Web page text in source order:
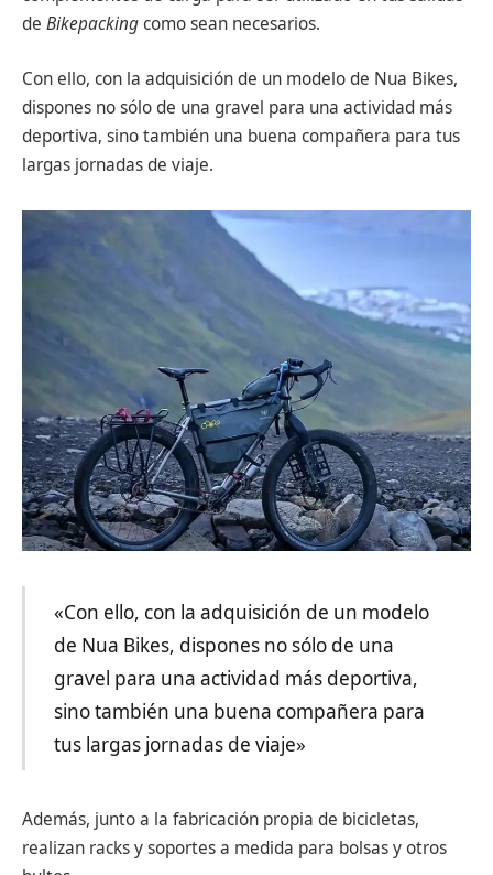
de Bikepackingcomo sean necesarios.
Con ello, con la adquisición de un modelo de Nua Bikes,
dispones no sólo de una gravel para una actividad más
deportiva, sino también una buena compañera para tus
largas jornadas de viaje.
«Con ello, con la adquisición de un modelo
de Nua Bikes, dispones no sólo de una
gravel para una actividad más deportiva,
sino también una buena compañera para
tus largas jornadas de viaje»
Además, junto a la fabricación propia de bicicletas,
realizan racks y soportes a medida para bolsas y otros